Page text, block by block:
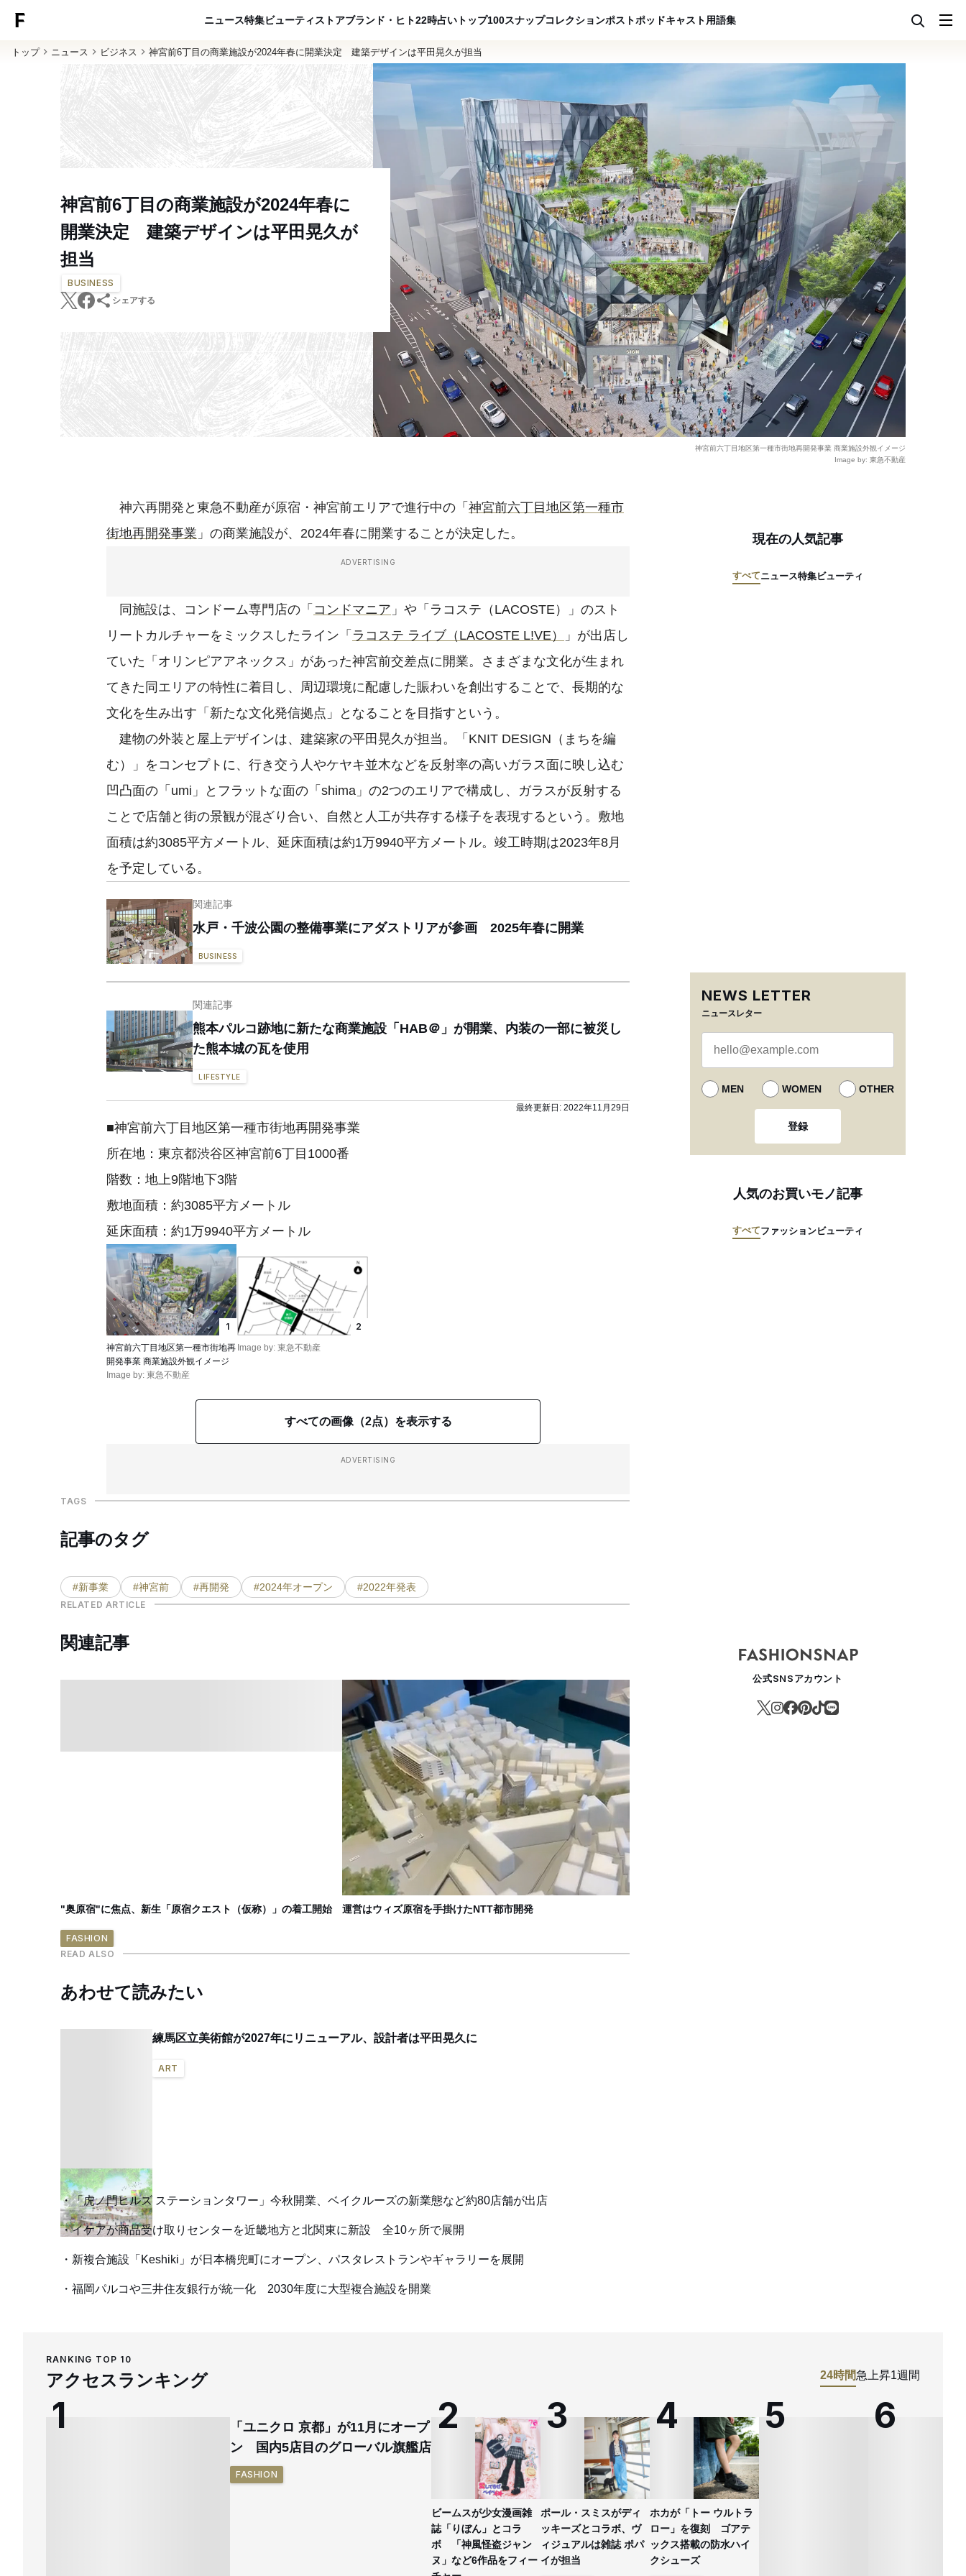
ニュース特集ビューティ ストアブランド・ヒト22時占い トップ100スナップコレクションポストポッドキャスト用語集
トップ ニュース ビジネス 神宮前6丁目の商業施設が2024年春に開業決定 建築デザインは平田晃久が担当
神宮前6丁目の商業施設が2024年春に
開業決定 建築デザインは平田晃久が
担当
BUSINESS
シェアする
神宮前六丁目地区第一種市街地再開発事業 商業施設外観イメージ
Image by: 東急不動産
神六再開発と東急不動産が原宿・神宮前エリアで進行中の「 神宮前六丁目地区第一種市
街地再開発事業 」の商業施設が、2024年春に開業することが決定した。
ADVERTISING
同施設は、コンドーム専門店の「 コンドマニア 」や「ラコステ（LACOSTE）」のスト
リートカルチャーをミックスしたライン「 ラコステ ライブ（LACOSTE L!VE）
」が出店し
ていた「オリンピアアネックス」があった神宮前交差点に開業。さまざまな文化が生まれ
てきた同エリアの特性に着目し、周辺環境に配慮した賑わいを創出することで、長期的な
文化を生み出す「新たな文化発信拠点」となることを目指すという。
建物の外装と屋上デザインは、建築家の平⽥晃久が担当。「KNIT DESIGN（まちを編
む）」をコンセプトに、行き交う人やケヤキ並木などを反射率の高いガラス面に映し込む
凹凸面の「umi」とフラットな面の「shima」の2つのエリアで構成し、ガラスが反射する
ことで店舗と街の景観が混ざり合い、自然と人工が共存する様子を表現するという。敷地
面積は約3085平方メートル、延床面積は約1万9940平方メートル。竣工時期は2023年8月
を予定している。
関連記事
水戸・千波公園の整備事業にアダストリアが参画 2025年春に開業
BUSINESS
関連記事
熊本パルコ跡地に新たな商業施設「HAB＠」が開業、内装の一部に被災し
た熊本城の瓦を使用
LIFESTYLE
最終更新日: 2022年11月29日
■神宮前六丁目地区第一種市街地再開発事業
所在地：東京都渋⾕区神宮前6丁目1000番
階数：地上9階地下3階
敷地面積：約3085平方メートル
延床面積：約1万9940平方メートル
1
神宮前六丁目地区第一種市街地再
開発事業 商業施設外観イメージ
Image by: 東急不動産
2
Image by: 東急不動産
すべての画像（2点）を表示する
ADVERTISING
TAGS
記事のタグ
#新事業 #神宮前 #再開発 #2024年オープン #2022年発表
RELATED ARTICLE
関連記事
"奥原宿"に焦点、新生「原宿クエスト（仮称）」の着工開始 運営はウィズ原宿を手掛けたNTT都市開発
FASHION
READ ALSO
あわせて読みたい
練馬区立美術館が2027年にリニューアル、設計者は平田晃久に
ART
「虎ノ門ヒルズ ステーションタワー」今秋開業、ベイクルーズの新業態など約80店舗が出店
イケアが商品受け取りセンターを近畿地方と北関東に新設 全10ヶ所で展開
新複合施設「Keshiki」が日本橋兜町にオープン、パスタレストランやギャラリーを展開
福岡パルコや三井住友銀行が統一化 2030年度に大型複合施設を開業
現在の人気記事
すべてニュース特集ビューティ
NEWS LETTER
ニュースレター
MEN WOMEN OTHER
登録
人気のお買いモノ記事
すべてファッションビューティ
公式SNSアカウント
RANKING TOP 10
アクセスランキング 24時間急上昇1週間
「ユニクロ 京都」が11月にオープ
ン 国内5店目のグローバル旗艦店
FASHION
ビームスが少女漫画雑
誌「りぼん」とコラ
ボ 「神風怪盗ジャン
ヌ」など6作品をフィー
ポール・スミスがディ
ッキーズとコラボ、ヴ
ィジュアルは雑誌 ポパ
イが担当
ホカが「トー ウルトラ
ロー」を復刻 ゴアテ
ックス搭載の防水ハイ
クシューズ